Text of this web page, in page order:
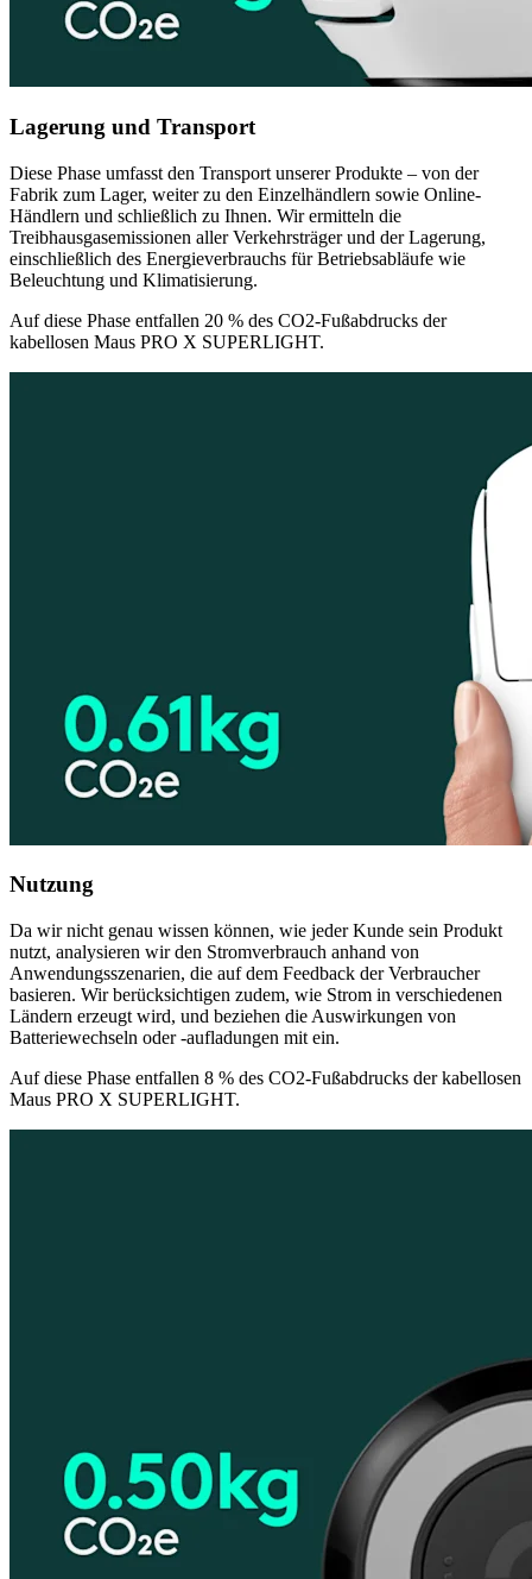
Lagerung und Transport
Diese Phase umfasst den Transport unserer Produkte – von der
Fabrik zum Lager, weiter zu den Einzelhändlern sowie Online-
Händlern und schließlich zu Ihnen. Wir ermitteln die
Treibhausgasemissionen aller Verkehrsträger und der Lagerung,
einschließlich des Energieverbrauchs für Betriebsabläufe wie
Beleuchtung und Klimatisierung.
Auf diese Phase entfallen 20 % des CO2-Fußabdrucks der
kabellosen Maus PRO X SUPERLIGHT.
Nutzung
Da wir nicht genau wissen können, wie jeder Kunde sein Produkt
nutzt, analysieren wir den Stromverbrauch anhand von
Anwendungsszenarien, die auf dem Feedback der Verbraucher
basieren. Wir berücksichtigen zudem, wie Strom in verschiedenen
Ländern erzeugt wird, und beziehen die Auswirkungen von
Batteriewechseln oder -aufladungen mit ein.
Auf diese Phase entfallen 8 % des CO2-Fußabdrucks der kabellosen
Maus PRO X SUPERLIGHT.